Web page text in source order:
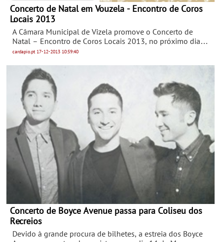
Concerto de Natal em Vouzela - Encontro de Coros
Locais 2013
A Câmara Municipal de Vizela promove o Concerto de
Natal – Encontro de Coros Locais 2013, no próximo dia
21 Dezembro, na Igreja de Santa Maria de Infias, às 20h30.
cardapio.pt 17-12-2013 10:59:40
Concerto de Boyce Avenue passa para Coliseu dos
Recreios
Devido à grande procura de bilhetes, a estreia dos Boyce